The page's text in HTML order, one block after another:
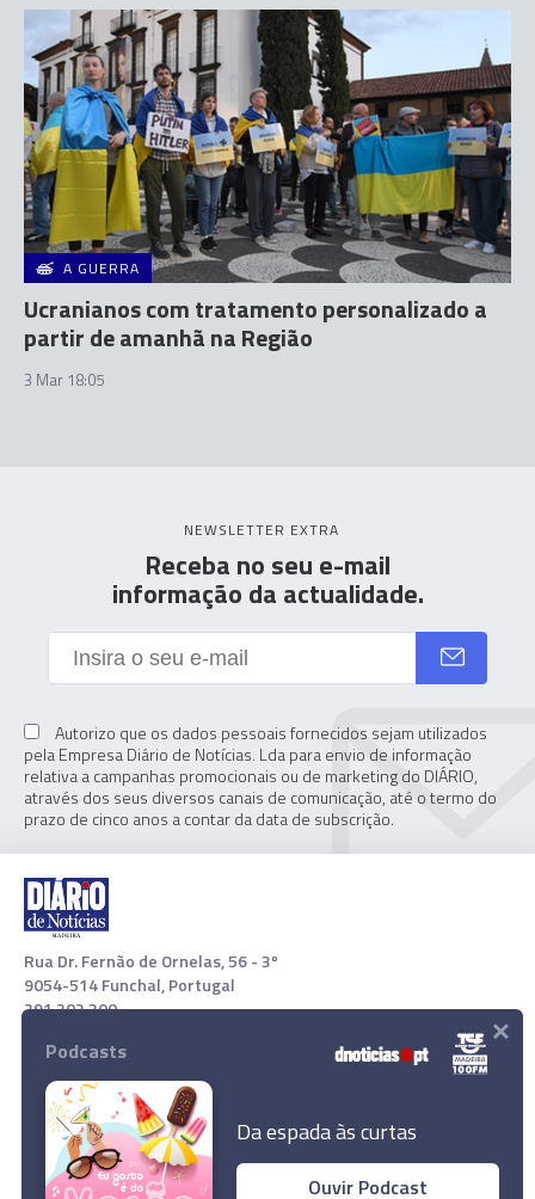
Questionário para as famílias que queiram
A GUERRA
Ucranianos com tratamento personalizado a
partir de amanhã na Região
3 Mar 18:05
NEWSLETTER EXTRA
Receba no seu e-mail
informação da actualidade.
Autorizo que os dados pessoais fornecidos sejam utilizados
pela Empresa Diário de Notícias. Lda para envio de informação
relativa a campanhas promocionais ou de marketing do DIÁRIO,
através dos seus diversos canais de comunicação, até o termo do
prazo de cinco anos a contar da data de subscrição.
Rua Dr. Fernão de Ornelas, 56 - 3º
9054-514 Funchal, Portugal
291 202 300
Download App
Podcasts
Da espada às curtas
Ouvir Podcast
×